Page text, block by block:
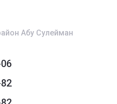
Абу Сулейман